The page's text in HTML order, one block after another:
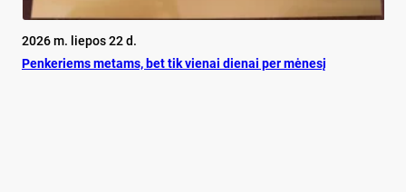
2026 m. liepos 22 d.
Pen­ke­riems me­tams, bet tik vie­nai die­nai per mė­ne­sį